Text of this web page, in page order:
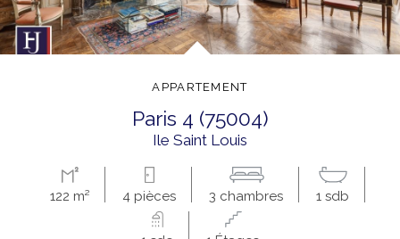
APPARTEMENT
paris 4 (75004)
ile Saint Louis
122 m² 4 pièces 3 chambres 1 sdb